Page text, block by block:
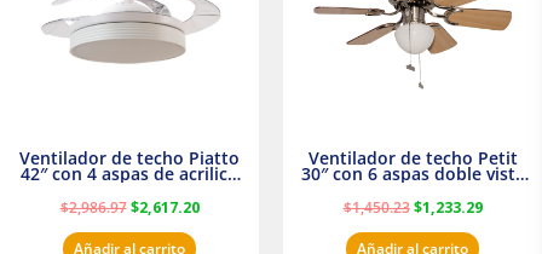
Ventilador de techo Piatto
42″ con 4 aspas de acrilico
transparente
$2,986.97 $2,617.20
Añadir al carrito
Ventilador de techo Petit
30″ con 6 aspas doble vista
Satinado Masterfan
$1,450.23 $1,233.29
Añadir al carrito